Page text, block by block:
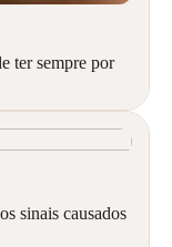
ter sempre por
sinais causados